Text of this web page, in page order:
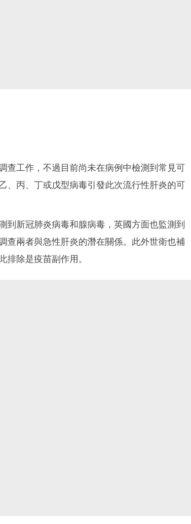
查工作，不過目前尚未在病例中檢測到常見可
、丙、丁或戊型病毒引發此次流行性肝炎的可
到新冠肺炎病毒和腺病毒，英國方面也監測到
查兩者與急性肝炎的潛在關係。此外世衛也補
排除是疫苗副作用。